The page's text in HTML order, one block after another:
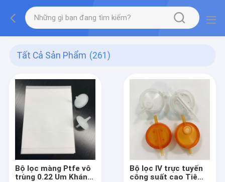
Tất Cả Sản Phẩm (261)
Bộ lọc màng Ptfe vô
trùng 0.22 Um Kháng
Bộ lọc IV trực tuyến
công suất cao Tiêm